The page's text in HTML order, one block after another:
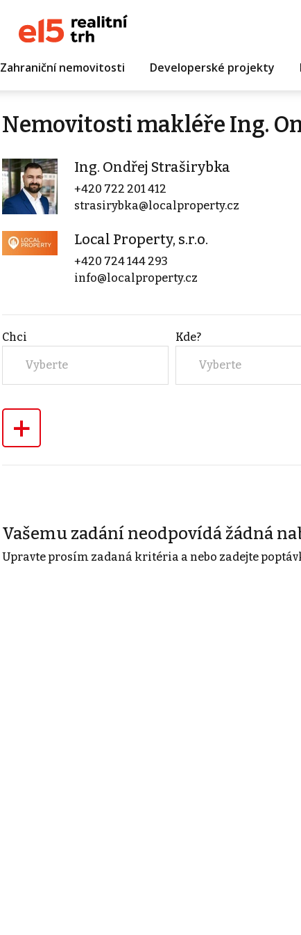
Zahraniční nemovitosti Developerské projekty
Nemovitosti makléře Ing.
Ing. Ondřej Straširybka
+420 722 201 412
strasirybka@localproperty.cz
Local Property, s.r.o.
+420 724 144 293
info@localproperty.cz
Chci
Vyberte
Kde?
Vyberte
+
Vašemu zadání neodpovídá žádná
Upravte prosím zadaná kritéria a nebo zadejte